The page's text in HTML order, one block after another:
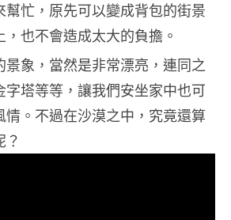
幫忙，原先可以變成背包的街景
也不會造成太大的負擔。
景象，當然是非常漂亮，連同之
字塔等等，讓我們安坐家中也可
情。不過在沙漠之中，究竟還算
？